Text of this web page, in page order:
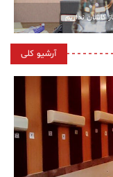
نداریم
آرشیو کلی